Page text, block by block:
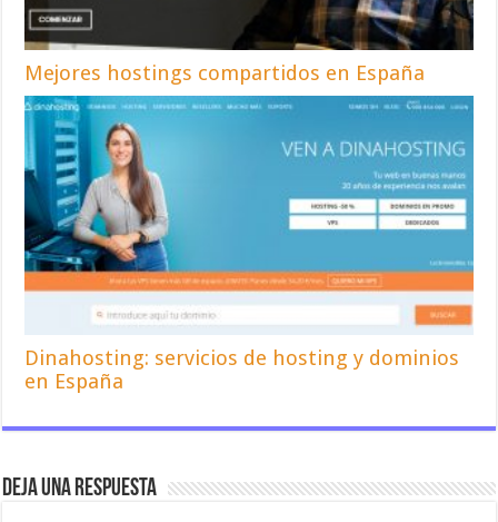
Mejores hostings compartidos en España
Dinahosting: servicios de hosting y dominios
en España
Deja una respuesta